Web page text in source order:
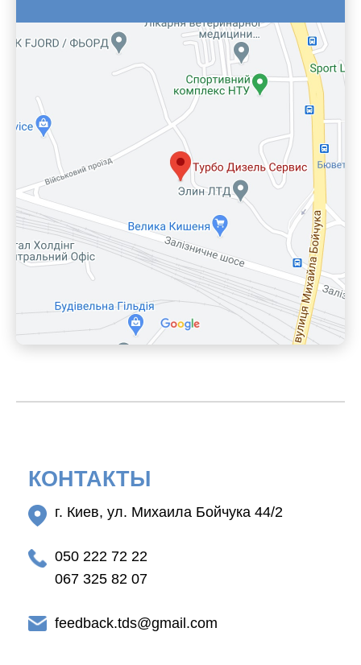
КОНТАКТЫ
г. Киев, ул. Михаила Бойчука 44/2
050 222 72 22
067 325 82 07
feedback.tds@gmail.com